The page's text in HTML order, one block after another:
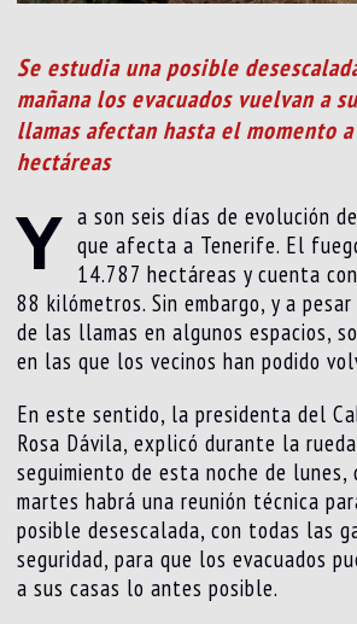
Se estudia una posible
mañana los evacuados vuelvan a
llamas afectan hasta el momento
hectáreas
Y a son seis días de evolución
que afecta a Tenerife. El
14.787 hectáreas y cuenta
88 kilómetros. Sin embargo, y a
de las llamas en algunos espacios,
en las que los vecinos han podido
En este sentido, la presidenta del
Rosa Dávila, explicó durante la
seguimiento de esta noche de lunes,
martes habrá una reunión técnica
posible desescalada, con todas las
seguridad, para que los evacuados
a sus casas lo antes posible.